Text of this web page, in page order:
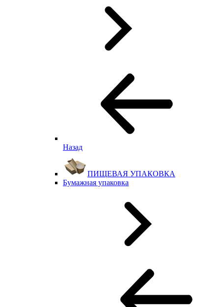
Назад
ПИЩЕВАЯ УПАКОВКА
Бумажная упаковка